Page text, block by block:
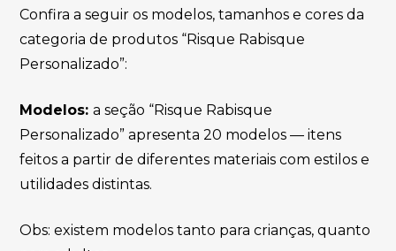
Confira a seguir os modelos, tamanhos e cores da
categoria de produtos “Risque Rabisque
Personalizado”:
Modelos:a seção “Risque Rabisque
Personalizado” apresenta 20 modelos — itens
feitos a partir de diferentes materiais com estilos e
utilidades distintas.
Obs: existem modelos tanto para crianças, quanto